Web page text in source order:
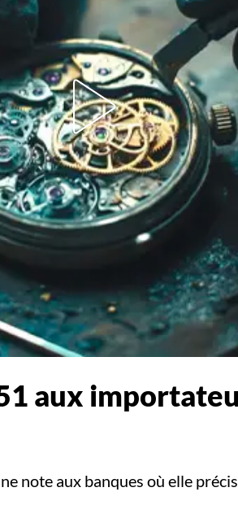
aux
note aux banques où elle